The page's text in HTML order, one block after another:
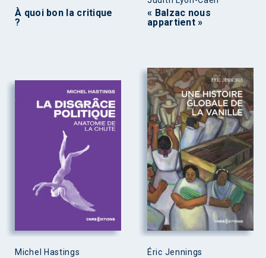
À quoi bon la critique
?
« Balzac nous
appartient »
Michel Hastings Éric Jennings